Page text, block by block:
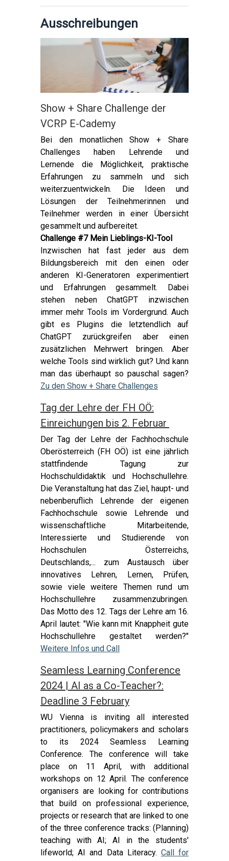
Ausschreibungen
Show + Share Challenge der
VCRP E-Cademy
Bei den monatlichen Show + Share
Challenges haben Lehrende und
Lernende die Möglichkeit, praktische
Erfahrungen zu sammeln und sich
weiterzuentwickeln. Die Ideen und
Lösungen der Teilnehmerinnen und
Teilnehmer werden in einer Übersicht
gesammelt und aufbereitet.
Challenge #7 Mein Lieblings-KI-Tool
Inzwischen hat fast jeder aus dem
Bildungsbereich mit den einen oder
anderen KI-Generatoren experimentiert
und Erfahrungen gesammelt. Dabei
stehen neben ChatGPT inzwischen
immer mehr Tools im Vordergrund. Auch
gibt es Plugins die letztendlich auf
ChatGPT zurückgreifen aber einen
zusätzlichen Mehrwert bringen. Aber
welche Tools sind wirklich gut? Und kann
man das überhaupt so pauschal sagen?
Zu den Show + Share Challenges
Tag der Lehre der FH OÖ:
Einreichungen bis 2. Februar
Der Tag der Lehre der Fachhochschule
Oberösterreich (FH OÖ) ist eine jährlich
stattfindende Tagung zur
Hochschuldidaktik und Hochschullehre.
Die Veranstaltung hat das Ziel, haupt- und
nebenberuflich Lehrende der eigenen
Fachhochschule sowie Lehrende und
wissenschaftliche Mitarbeitende,
Interessierte und Studierende von
Hochschulen Österreichs,
Deutschlands,... zum Austausch über
innovatives Lehren, Lernen, Prüfen,
sowie viele weitere Themen rund um
Hochschullehre zusammenzubringen.
Das Motto des 12. Tags der Lehre am 16.
April lautet: "Wie kann mit Knappheit gute
Hochschullehre gestaltet werden?"
Weitere Infos und Call
Seamless Learning Conference
2024 | AI as a Co-Teacher?:
Deadline 3 February
WU Vienna is inviting all interested
practitioners, policymakers and scholars
to its 2024 Seamless Learning
Conference. The conference will take
place on 11 April, with additional
workshops on 12 April. The conference
organisers are looking for contributions
that build on professional experience,
projects or research that are linked to one
of the three conference tracks: (Planning)
teaching with AI; AI in the students'
lifeworld; AI and Data Literacy. Call for